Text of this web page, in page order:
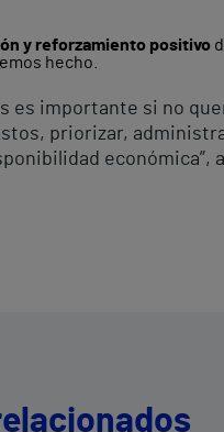
y reforzamiento positivo
hecho.
es importante si no
priorizar,
económica”,